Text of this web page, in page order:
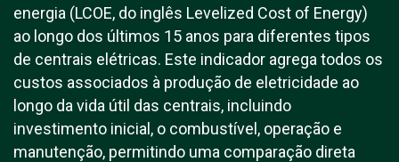
energia (LCOE, do inglês Levelized Cost of Energy)
ao longo dos últimos 15 anos para diferentes tipos
de centrais elétricas. Este indicador agrega todos os
custos associados à produção de eletricidade ao
longo da vida útil das centrais, incluindo
investimento inicial, o combustível, operação e
manutenção, permitindo uma comparação direta